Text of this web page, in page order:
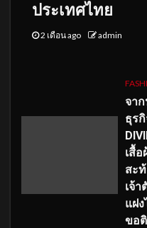
ประเทศไทย
2 เดือน ago admin
จา
ธุร
เสื้
สะ
เจ้
แฝ
ขอ